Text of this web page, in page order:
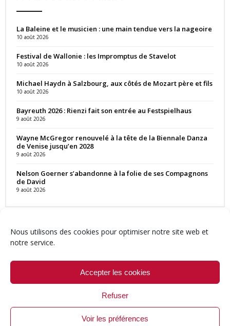
Nous utilisons des cookies pour optimiser notre site web et
notre service.
Accepter les cookies
Refuser
Voir les préférences
La Baleine et le musicien : une main tendue vers la nageoire
10 août 2026
Festival de Wallonie : les Impromptus de Stavelot
10 août 2026
Michael Haydn à Salzbourg, aux côtés de Mozart père et fils
10 août 2026
Bayreuth 2026 : Rienzi fait son entrée au Festspielhaus
9 août 2026
Wayne McGregor renouvelé à la tête de la Biennale Danza
de Venise jusqu’en 2028
9 août 2026
Nelson Goerner s’abandonne à la folie de ses Compagnons
de David
9 août 2026